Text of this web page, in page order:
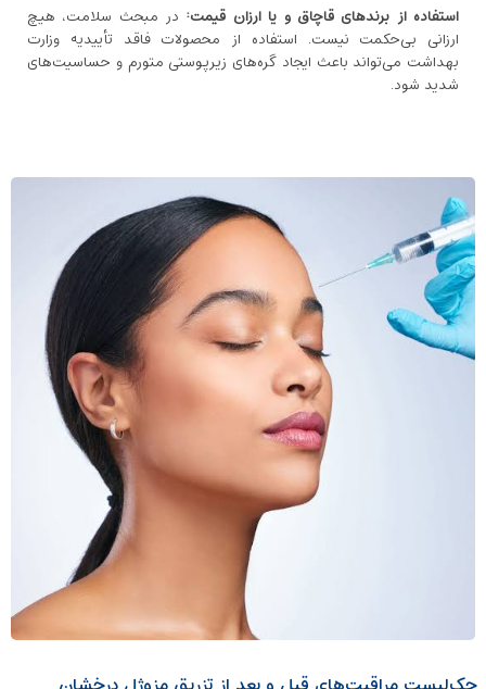
استفاده از برندهای قاچاق و یا ارزان ‌قیمت: در مبحث سلامت، هیچ
ارزانی بی‌حکمت نیست. استفاده از محصولات فاقد تأییدیه وزارت
بهداشت می‌تواند باعث ایجاد گره‌های زیرپوستی متورم و حساسیت‌های
شدید شود.